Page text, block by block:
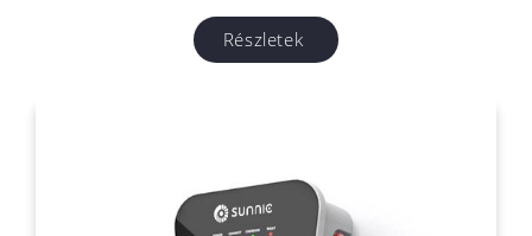
Részletek